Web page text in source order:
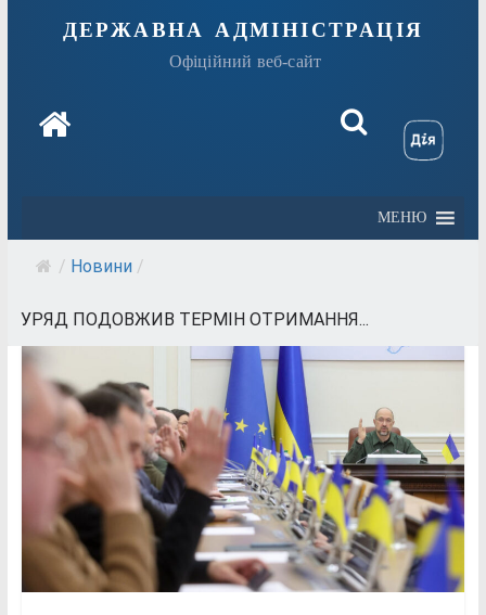
державна адміністрація
Офіційний веб-сайт
МЕНЮ
/ Новини /
УРЯД ПОДОВЖИВ ТЕРМІН ОТРИМАННЯ...